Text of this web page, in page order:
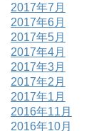
2017年7月
2017年6月
2017年5月
2017年4月
2017年3月
2017年2月
2017年1月
2016年11月
2016年10月